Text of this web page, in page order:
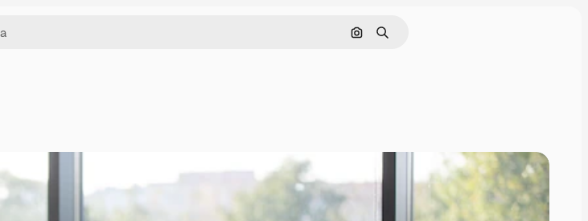
Cerca per immagine
Ricerca